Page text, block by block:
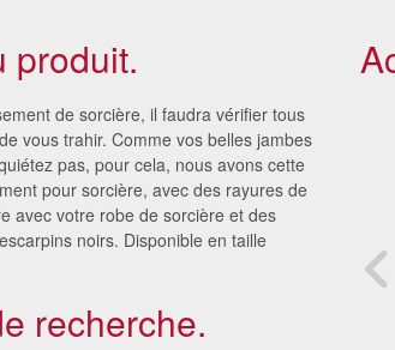
produit.
de sorcière, il faudra vérifier tous
vous trahir. Comme vos belles jambes
pas, pour cela, nous avons cette
pour sorcière, avec des rayures de
avec votre robe de sorcière et des
noirs. Disponible en taille
recherche.